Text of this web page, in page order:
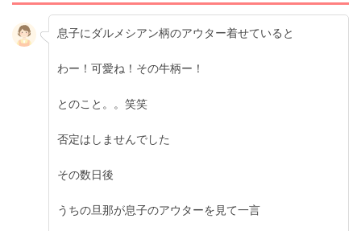
息子にダルメシアン柄のアウター着せていると
わー！可愛ね！その牛柄ー！
とのこと。。笑笑
否定はしませんでした
その数日後
うちの旦那が息子のアウターを見て一言